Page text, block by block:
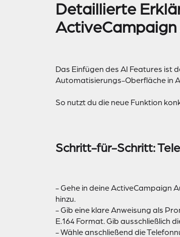
Detaillierte
ActiveCampaign
Das Einfügen des AI Features ist
Automatisierungs-Oberfläche in
So nutzt du die neue Funktion
Schritt-für-Schritt:
- Gehe in deine ActiveCampaign
hinzu.
- Gib eine klare Anweisung als
E.164 Format. Gib ausschließlich
- Wähle anschließend die